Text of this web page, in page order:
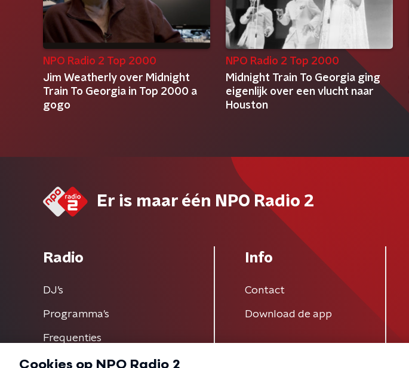
NPO Radio 2 Top 2000
Jim Weatherly over Midnight
Train To Georgia in Top 2000 a
gogo
NPO Radio 2 Top 2000
Midnight Train To Georgia ging
eigenlijk over een vlucht naar
Houston
Er is maar één NPO Radio 2
Radio
DJ’s
Programma's
Frequenties
Info
Contact
Download de app